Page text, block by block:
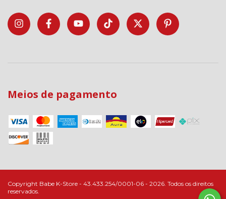
Meios de pagamento
Copyright Babe K-Store - 43.433.254/0001-06 - 2026. Todos os direitos
reservados.